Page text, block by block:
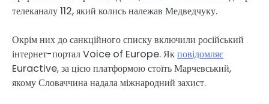
телеканалу 112, який колись належав Медведчуку.
Окрім них до санкційного списку включили російський
інтернет-портал Voice of Europe. Якповідомляє
Euractive, за цією платформою стоїть Марчевський,
якому Словаччина надала міжнародний захист.